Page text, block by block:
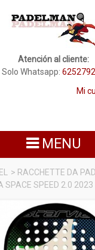
Atención al cliente:
Solo Whatsapp:
Mi
MENU
> RACCHETTE DA
SPACE SPEED 2.0 2023